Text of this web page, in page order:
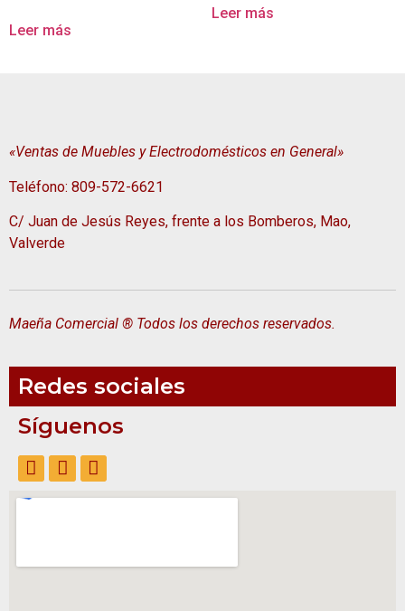
Leer más
Leer más
«Ventas de Muebles y Electrodomésticos en General»
Teléfono: 809-572-6621
C/ Juan de Jesús Reyes, frente a los Bomberos, Mao,
Valverde
Maeña Comercial ® Todos los derechos reservados.
Redes sociales
Síguenos